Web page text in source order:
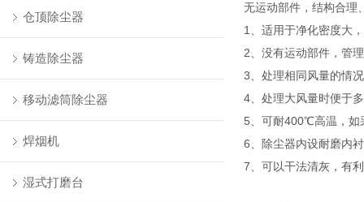
仓顶除尘器
铸造除尘器
移动滤筒除尘器
焊烟机
湿式打磨台
无运动部件，结构合理
1、适用于净化密度大
2、没有运动部件，管
3、处理相同风量的情
4、处理大风量时便于
5、可耐400℃高温，如
6、除尘器内设耐磨内
7、可以干法清灰，有